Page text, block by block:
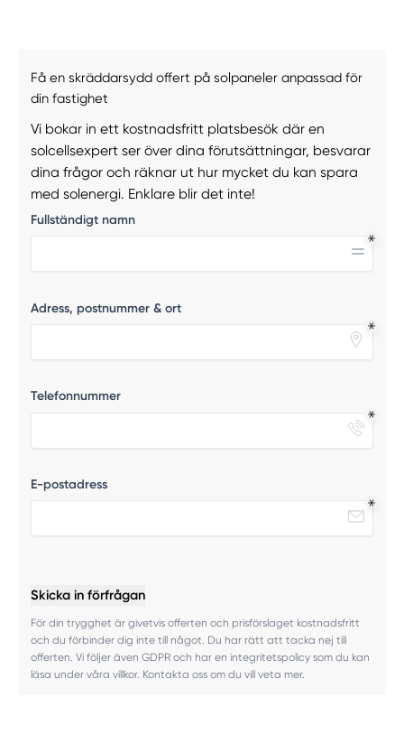
Få en skräddarsydd offert på solpaneler anpassad för
din fastighet
Vi bokar in ett kostnadsfritt platsbesök där en
solcellsexpert ser över dina förutsättningar, besvarar
dina frågor och räknar ut hur mycket du kan spara
med solenergi. Enklare blir det inte!
Fullständigt namn
Adress, postnummer & ort
Telefonnummer
E-postadress
Skicka in förfrågan
För din trygghet är givetvis offerten och prisförslaget kostnadsfritt
och du förbinder dig inte till något. Du har rätt att tacka nej till
offerten. Vi följer även GDPR och har en integritetspolicy som du kan
läsa under våra villkor. Kontakta oss om du vill veta mer.